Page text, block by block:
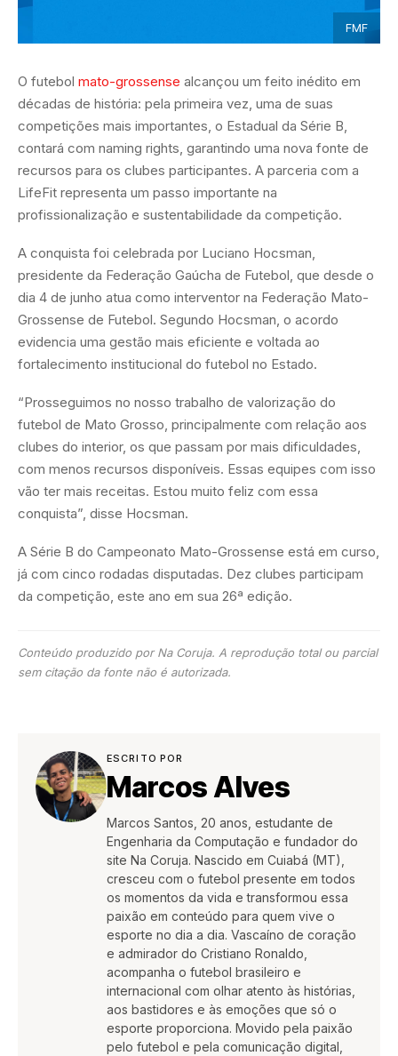
FMF
O futebol mato-grossense alcançou um feito inédito em
décadas de história: pela primeira vez, uma de suas
competições mais importantes, o Estadual da Série B,
contará com naming rights, garantindo uma nova fonte de
recursos para os clubes participantes. A parceria com a
LifeFit representa um passo importante na
profissionalização e sustentabilidade da competição.
A conquista foi celebrada por Luciano Hocsman,
presidente da Federação Gaúcha de Futebol, que desde o
dia 4 de junho atua como interventor na Federação Mato-
Grossense de Futebol. Segundo Hocsman, o acordo
evidencia uma gestão mais eficiente e voltada ao
fortalecimento institucional do futebol no Estado.
“Prosseguimos no nosso trabalho de valorização do
futebol de Mato Grosso, principalmente com relação aos
clubes do interior, os que passam por mais dificuldades,
com menos recursos disponíveis. Essas equipes com isso
vão ter mais receitas. Estou muito feliz com essa
conquista”, disse Hocsman.
A Série B do Campeonato Mato-Grossense está em curso,
já com cinco rodadas disputadas. Dez clubes participam
da competição, este ano em sua 26ª edição.
Conteúdo produzido por Na Coruja. A reprodução total ou parcial
sem citação da fonte não é autorizada.
ESCRITO POR
Marcos Alves
Marcos Santos, 20 anos, estudante de
Engenharia da Computação e fundador do
site Na Coruja. Nascido em Cuiabá (MT),
cresceu com o futebol presente em todos
os momentos da vida e transformou essa
paixão em conteúdo para quem vive o
esporte no dia a dia. Vascaíno de coração
e admirador do Cristiano Ronaldo,
acompanha o futebol brasileiro e
internacional com olhar atento às histórias,
aos bastidores e às emoções que só o
esporte proporciona. Movido pela paixão
pelo futebol e pela comunicação digital,